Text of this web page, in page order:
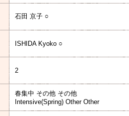
石田 京子 ○
ISHIDA Kyoko ○
2
春集中 その他 その他
Intensive(Spring) Other Other